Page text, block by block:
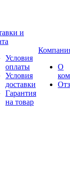
и
Условия
оплаты
Условия
доставки
Гарантия
на товар
О